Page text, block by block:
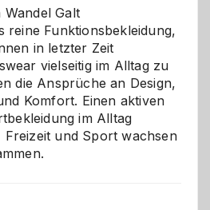
Chaos
Galt
reine Funktionsbekleidung,
in letzter Zeit
vielseitig im Alltag zu
die Ansprüche an Design,
Komfort. Einen aktiven
im Alltag
und Sport wachsen